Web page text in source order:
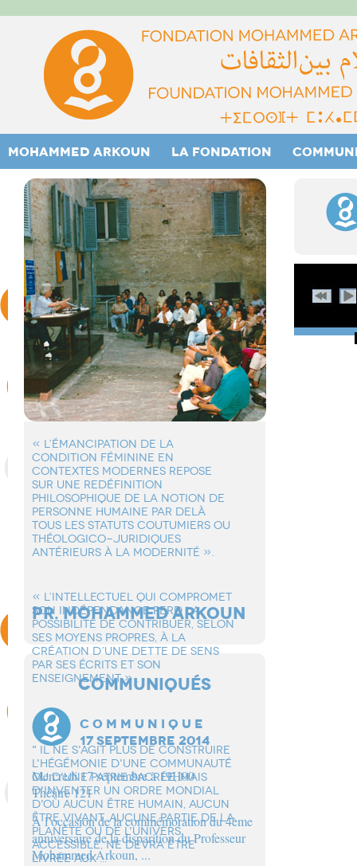
MOHAMMED ARKOUN LA FONDATION
« L’éMANCIPATION DE LA
CONDITION FéMININE EN
CONTEXTES MODERNES REPOSE
SUR UNE REDéFINITION
PHILOSOPHIQUE DE LA NOTION DE
PERSONNE HUMAINE PAR DELà
TOUS LES STATUTS COUTUMIERS OU
THéOLOGICO-JURIDIQUES
ANTéRIEURS à LA MODERNITé ».
« L’INTELLECTUEL QUI COMPROMET
SON INDéPENDANCE PERD LA
POSSIBILITé DE CONTRIBUER, SELON
SES MOYENS PROPRES, à LA
CRéATION D’UNE DETTE DE SENS
PAR SES éCRITS ET SON
ENSEIGNEMENT » .
" IL NE S'AGIT PLUS DE CONSTRUIRE
L'HÉGÉMONIE D'UNE COMMUNAUTÉ
OU D'UNE PATRIE SACRÉE, MAIS
D'INVENTER UN ORDRE MONDIAL
D'OÙ AUCUN ÊTRE HUMAIN, AUCUN
ÊTRE VIVANT, AUCUNE PARTIE DE LA
PLANÈTE OU DE L'UNIVERS
ACCESSIBLE, NE DEVRA ÊTRE
LIVRÉE AUX ...
PR. MOHAMMED ARKOUN
COMMUNIQUÉS
C O M M U N I Q U E
17 SEPTEMBRE 2014
Mercredi 17 septembre à 19H00
Théâtre 121
À l’occasion de la commémoration du 4ème
anniversaire de la disparition du Professeur
Mohammed Arkoun, ...